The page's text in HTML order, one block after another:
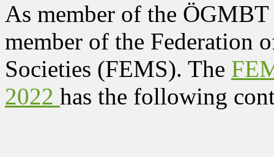
As member of the
member of the Federation
Societies (FEMS). The
2022 has the following